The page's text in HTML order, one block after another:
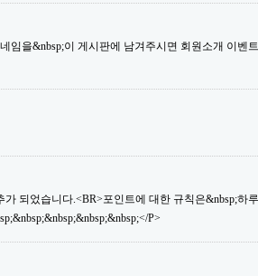
을&nbsp;이 게시판에 남겨주시면 회원소개 이벤
되었습니다.<BR>포인트에 대한 규칙은&nbsp;하
P>